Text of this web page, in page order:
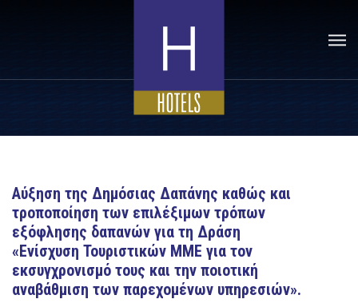
Αύξηση της Δημόσιας Δαπάνης καθώς και
τροποποίηση των επιλέξιμων τρόπων
εξόφλησης δαπανών για τη Δράση
«Ενίσχυση Τουριστικών ΜΜΕ για τον
εκσυγχρονισμό τους και την ποιοτική
αναβάθμιση των παρεχομένων υπηρεσιών».